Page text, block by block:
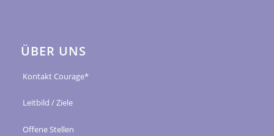
ÜBER UNS
Kontakt Courage*
Leitbild / Ziele
Offene Stellen